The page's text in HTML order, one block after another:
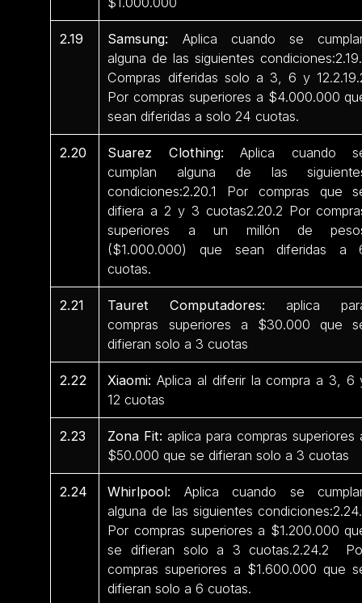
2.19 Samsung: Aplica cuando se
alguna de las siguientes
Compras diferidas solo a 3, 6 y
Por compras superiores a $4.000.000
sean diferidas a solo 24 cuotas.
2.20 Suarez Clothing: Aplica cuando
cumplan alguna de las
condiciones:2.20.1 Por compras que
difiera a 2 y 3 cuotas2.20.2 Por
superiores a un millón de
($1.000.000) que sean diferidas a
cuotas.
2.21 Tauret Computadores: aplica
compras superiores a $30.000 que
difieran solo a 3 cuotas
2.22 Xiaomi: Aplica al diferir la compra a 3, 6
12 cuotas
2.23 Zona Fit: aplica para compras superiores
$50.000 que se difieran solo a 3 cuotas
2.24 Whirlpool: Aplica cuando se
alguna de las siguientes
Por compras superiores a $1.200.000
se difieran solo a 3 cuotas.2.24.2
compras superiores a $1.600.000 que
difieran solo a 6 cuotas.